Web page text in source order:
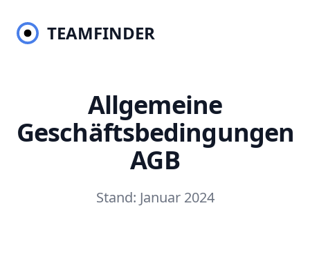
TeamfinderTEAMFINDER
TeamfinderTEAMFINDER
Allgemeine
Geschäftsbedingungen
AGB
Stand: Januar 2024